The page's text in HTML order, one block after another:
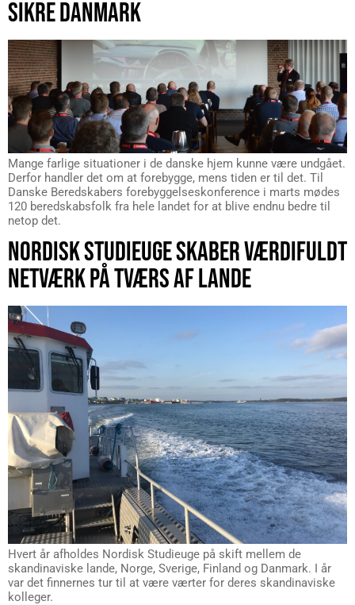
SIKRE DANMARK
Mange farlige situationer i de danske hjem kunne være undgået.
Derfor handler det om at forebygge, mens tiden er til det. Til
Danske Beredskabers forebyggelseskonference i marts mødes
120 beredskabsfolk fra hele landet for at blive endnu bedre til
netop det.
NORDISK STUDIEUGE SKABER VÆRDIFULDT
NETVÆRK PÅ TVÆRS AF LANDE
Hvert år afholdes Nordisk Studieuge på skift mellem de
skandinaviske lande, Norge, Sverige, Finland og Danmark. I år
var det finnernes tur til at være værter for deres skandinaviske
kolleger.